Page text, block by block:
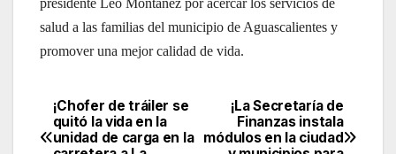
presidente Leo Montañez por acercar los servicios de
salud a las familias del municipio de Aguascalientes y
promover una mejor calidad de vida.
Navegación
¡La Secretaría de
Finanzas instala
módulos en la ciudad
¡Chofer de tráiler se
quitó la vida en la
unidad de carga en la